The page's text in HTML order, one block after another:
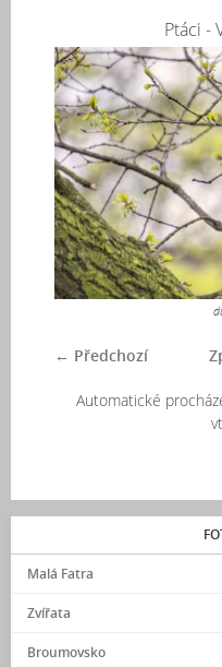
Ptáci -
← Předchozí
Automatické
Malá Fatra
Zvířata
Broumovsko